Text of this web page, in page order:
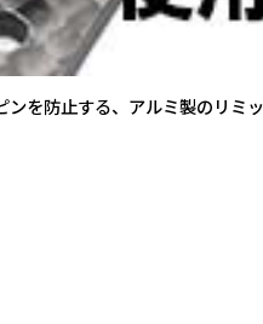
を防止する、アルミ製のリミ